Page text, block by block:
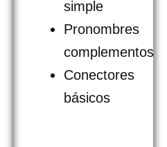
simple
Pronombres
complementos
Conectores
básicos